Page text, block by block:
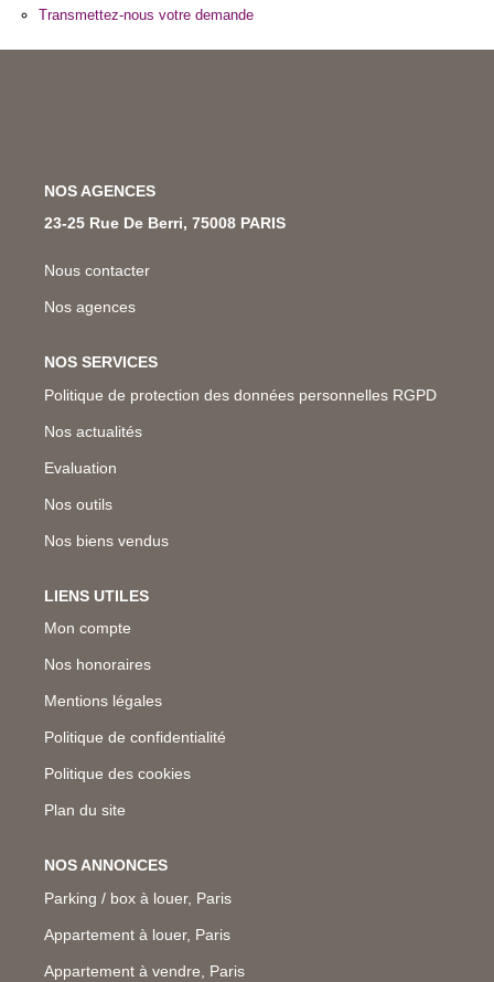
Nos Métiers
Nos Lettres Trimestrielles
Transmettez-nous votre demande
NOS AGENCES
23-25 Rue De Berri, 75008 PARIS
Nous contacter
Nos agences
NOS SERVICES
Politique de protection des données personnelles RGPD
Nos actualités
Evaluation
Nos outils
Nos biens vendus
LIENS UTILES
Mon compte
Nos honoraires
Mentions légales
Politique de confidentialité
Politique des cookies
Plan du site
NOS ANNONCES
Parking / box à louer, Paris
Appartement à louer, Paris
Appartement à vendre, Paris